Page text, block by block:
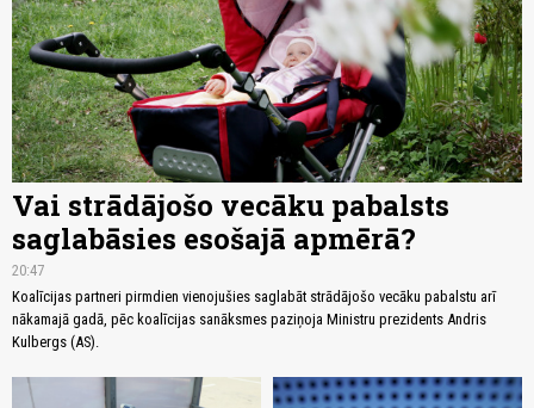
Vai strādājošo vecāku pabalsts
saglabāsies esošajā apmērā?
20:47
Koalīcijas partneri pirmdien vienojušies saglabāt strādājošo vecāku pabalstu arī
nākamajā gadā, pēc koalīcijas sanāksmes paziņoja Ministru prezidents Andris
Kulbergs (AS).